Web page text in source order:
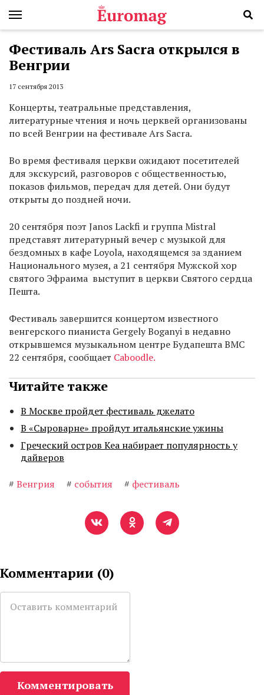
Фестиваль Ars Sacra открылся в
Венгрии
17 сентября 2013
Концерты, театральные представления,
литературные чтения и ночь церквей организованы
по всей Венгрии на фестивале Ars Sacra.
Во время фестиваля церкви ожидают посетителей
для экскурсий, разговоров с общественностью,
показов фильмов, передач для детей. Они будут
открыты до поздней ночи.
20 сентября поэт Janos Lackfi и группа Mistral
представят литературный вечер с музыкой для
бездомных в кафе Loyola, находящемся за зданием
Национального музея, а 21 сентября Мужской хор
святого Эфраима выступит в церкви Святого сердца
Пешта.
Фестиваль завершится концертом известного
венгерского пианиста Gergely Boganyi в недавно
открывшемся музыкальном центре Будапешта BMC
22 сентября, сообщает Caboodle.
Читайте также
В Москве пройдет фестиваль джелато
В «Сыроварне» пройдут итальянские ужины
Греческий остров Кеа набирает популярность у
дайверов
# Венгрия # события # фестиваль
Комментарии (0)
Комментировать